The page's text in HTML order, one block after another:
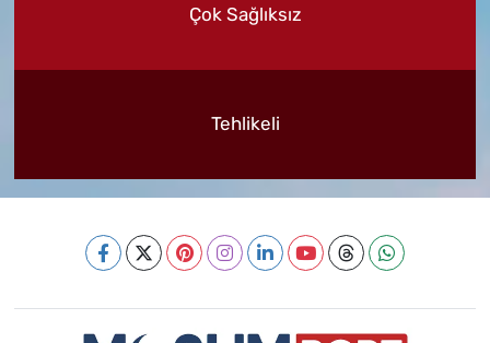
Çok Sağlıksız
Tehlikeli